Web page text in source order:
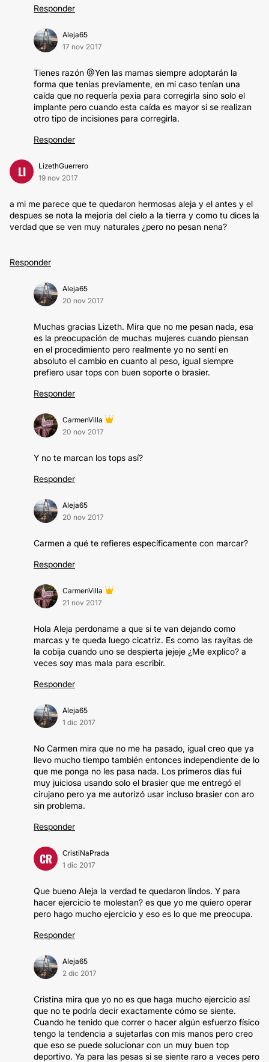
Responder
Aleja65
17 nov 2017
Tienes razón @Yen las mamas siempre adoptarán la
forma que tenías previamente, en mi caso tenían una
caída que no requería pexia para corregirla sino solo el
implante pero cuando esta caída es mayor si se realizan
otro tipo de incisiones para corregirla.
Responder
LI
LizethGuerrero
19 nov 2017
a mi me parece que te quedaron hermosas aleja y el antes y el
despues se nota la mejoria del cielo a la tierra y como tu dices la
verdad que se ven muy naturales ¿pero no pesan nena?
Responder
Aleja65
20 nov 2017
Muchas gracias Lizeth. Mira que no me pesan nada, esa
es la preocupación de muchas mujeres cuando piensan
en el procedimiento pero realmente yo no sentí en
absoluto el cambio en cuanto al peso, igual siempre
prefiero usar tops con buen soporte o brasier.
Responder
CarmenVilla
20 nov 2017
Y no te marcan los tops así?
Responder
Aleja65
20 nov 2017
Carmen a qué te refieres específicamente con marcar?
Responder
CarmenVilla
21 nov 2017
Hola Aleja perdoname a que si te van dejando como
marcas y te queda luego cicatriz. Es como las rayitas de
la cobija cuando uno se despierta jejeje ¿Me explico? a
veces soy mas mala para escribir.
Responder
Aleja65
1 dic 2017
No Carmen mira que no me ha pasado, igual creo que ya
llevo mucho tiempo también entonces independiente de lo
que me ponga no les pasa nada. Los primeros días fui
muy juiciosa usando solo el brasier que me entregó el
cirujano pero ya me autorizó usar incluso brasier con aro
sin problema.
Responder
CR
CristiNaPrada
1 dic 2017
Que bueno Aleja la verdad te quedaron lindos. Y para
hacer ejercicio te molestan? es que yo me quiero operar
pero hago mucho ejercicio y eso es lo que me preocupa.
Responder
Aleja65
2 dic 2017
Cristina mira que yo no es que haga mucho ejercicio así
que no te podría decir exactamente cómo se siente.
Cuando he tenido que correr o hacer algún esfuerzo físico
tengo la tendencia a sujetarlas con mis manos pero creo
que eso se puede solucionar con un muy buen top
deportivo. Ya para las pesas si se siente raro a veces pero